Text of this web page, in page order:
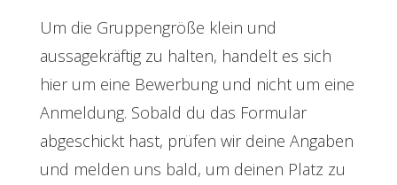
Um die Gruppengröße klein und
aussagekräftig zu halten, handelt es sich
hier um eine Bewerbung und nicht um eine
Anmeldung. Sobald du das Formular
abgeschickt hast, prüfen wir deine Angaben
und melden uns bald, um deinen Platz zu